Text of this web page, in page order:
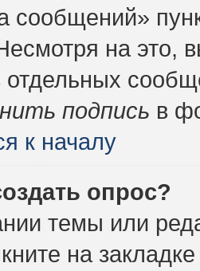
сообщений»
на это,
отдельных
подпись в
к началу
опрос?
темы или
на